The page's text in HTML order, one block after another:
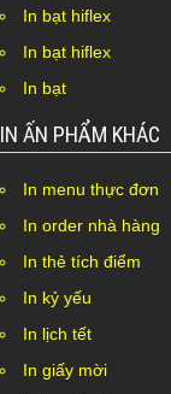
In bạt hiflex
In bạt hiflex
In bạt
IN ẤN PHẨM KHÁC
In menu thực đơn
In order nhà hàng
In thẻ tích điểm
In kỷ yếu
In lịch tết
In giấy mời